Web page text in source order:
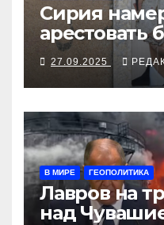
Сирия
арестовать
Москву экс-
27.09.2025
В МИРЕ ГЕОПОЛИТИКА
Лавров на
над